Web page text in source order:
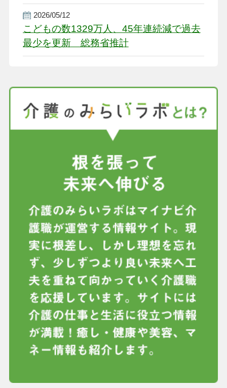
盤整備を促す
2026/05/12
こどもの数1329万人、45年連続減で過去
最少を更新 総務省推計